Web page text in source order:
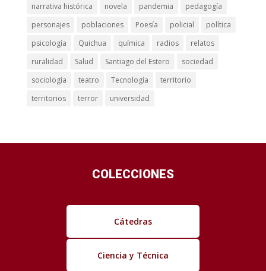
narrativa histórica
novela pandemia
pedagogía
personajes
poblaciones Poesía policial
política
psicología
Quichua química radios
relatos
ruralidad
Salud Santiago del Estero
sociedad
sociología
teatro Tecnología
territorio
territorios
terror universidad
COLECCIONES
Cátedras
Ciencia y Técnica